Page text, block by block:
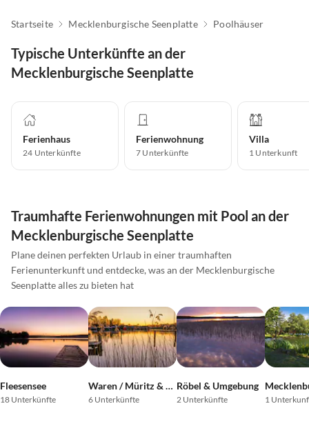
Startseite Mecklenburgische Seenplatte Poolhäuser
Typische Unterkünfte an der
Mecklenburgische Seenplatte
Ferienhaus
24 Unterkünfte
Ferienwohnung
7 Unterkünfte
Villa
1 Unterkunft
Traumhafte Ferienwohnungen mit Pool an der
Mecklenburgische Seenplatte
Plane deinen perfekten Urlaub in einer traumhaften
Ferienunterkunft und entdecke, was an der Mecklenburgische
Seenplatte alles zu bieten hat
Fleesensee
18 Unterkünfte
Waren / Müritz & Umgebung
6 Unterkünfte
Röbel & Umgebung
2 Unterkünfte 1